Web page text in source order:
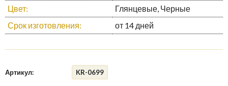
Цвет:
Глянцевые, Черные
Срок изготовления:
от 14 дней
Артикул: KR-0699